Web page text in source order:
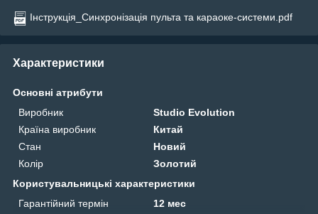
Інструкція_Синхронізація пульта та караоке-системи.pdf
Характеристики
Основні атрибути
Виробник
Studio Evolution
Країна виробник
Китай
Стан
Новий
Колір
Золотий
Користувальницькі характеристики
Гарантійний термін
12 мес